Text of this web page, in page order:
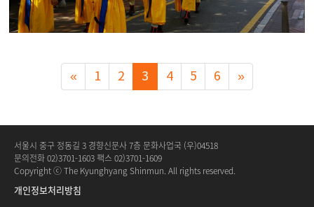
« 1 2 3 4 5 6 »
서울시 중구 정동길 3 경향신문사 7층 문화사업국 (우)04518
문의전화 02)3701-1603 팩스 02)3701-1609
Copyright ⓒ The Kyunghyang Shinmun. All rights reserved.
개인정보처리방침